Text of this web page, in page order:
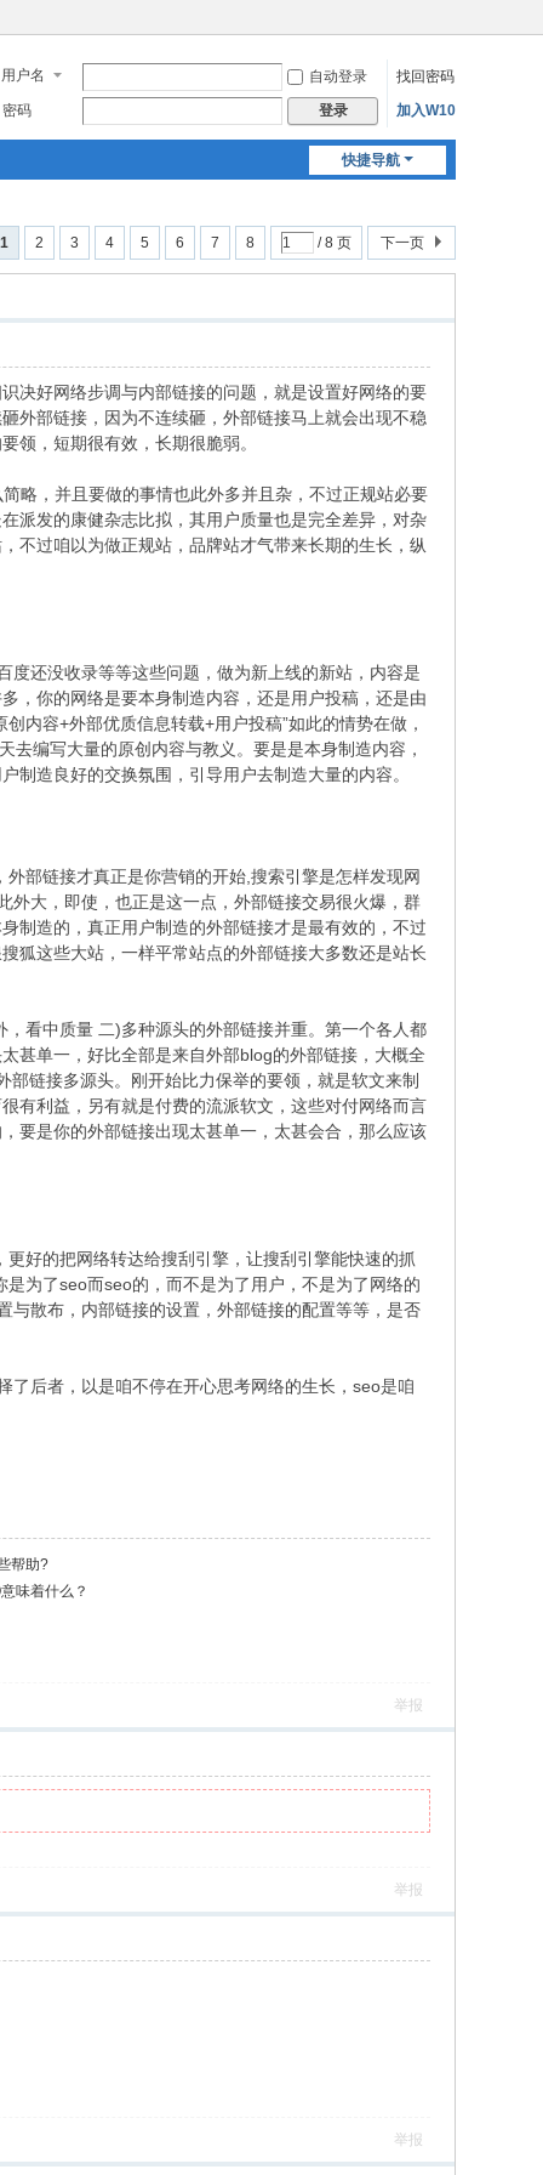
用户名 自动登录
找回密码
密码
登录 加入W10
快捷导航
1 2 3 4 5 6 7 8 / 8 页 下一页
好网络步调与内部链接的问题，就是设置好网络的要
外部链接，因为不连续砸，外部链接马上就会出现不稳
领，短期很有效，长期很脆弱。
略，并且要做的事情也此外多并且杂，不过正规站必要
派发的康健杂志比拟，其用户质量也是完全差异，对杂
不过咱以为做正规站，品牌站才气带来长期的生长，纵
度还没收录等等这些问题，做为新上线的新站，内容是
，你的网络是要本身制造内容，还是用户投稿，还是由
内容+外部优质信息转载+用户投稿”如此的情势在做，
编写大量的原创内容与教义。要是是本身制造内容，
制造良好的交换氛围，引导用户去制造大量的内容。
部链接才真正是你营销的开始,搜索引擎是怎样发现网
外大，即使，也正是这一点，外部链接交易很火爆，群
制造的，真正用户制造的外部链接才是最有效的，不过
狐这些大站，一样平常站点的外部链接大多数还是站长
看中质量 二)多种源头的外部链接并重。第一个各人都
甚单一，好比全部是来自外部blog的外部链接，大概全
链接多源头。刚开始比力保举的要领，就是软文来制
有利益，另有就是付费的流派软文，这些对付网络而言
要是你的外部链接出现太甚单一，太甚会合，那么应该
好的把网络转达给搜刮引擎，让搜刮引擎能快速的抓
为了seo而seo的，而不是为了用户，不是为了网络的
与散布，内部链接的设置，外部链接的配置等等，是否
后者，以是咱不停在开心思考网络的生长，seo是咱
帮助?
味着什么？
举报
举报
举报